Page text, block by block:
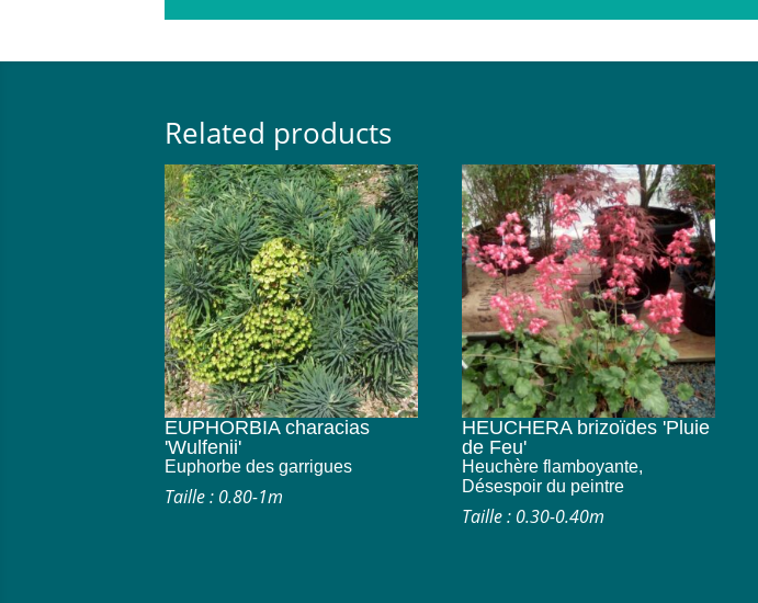
Related products
EUPHORBIA characias
'Wulfenii'
Euphorbe des garrigues
Taille : 0.80-1m
HEUCHERA brizoïdes 'Pluie
de Feu'
Heuchère flamboyante,
Désespoir du peintre
Taille : 0.30-0.40m